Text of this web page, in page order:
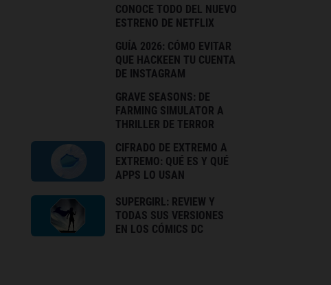
CONOCE TODO DEL NUEVO
ESTRENO DE NETFLIX
GUÍA 2026: CÓMO EVITAR
QUE HACKEEN TU CUENTA
DE INSTAGRAM
GRAVE SEASONS: DE
FARMING SIMULATOR A
THRILLER DE TERROR
CIFRADO DE EXTREMO A
EXTREMO: QUÉ ES Y QUÉ
APPS LO USAN
SUPERGIRL: REVIEW Y
TODAS SUS VERSIONES
EN LOS CÓMICS DC